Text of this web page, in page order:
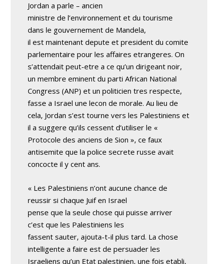
Jordan a parle – ancien
ministre de l’environnement et du tourisme
dans le gouvernement de Mandela,
il est maintenant depute et president du comite
parlementaire pour les affaires etrangeres. On
s’attendait peut-etre a ce qu’un dirigeant noir,
un membre eminent du parti African National
Congress (ANP) et un politicien tres respecte,
fasse a Israel une lecon de morale. Au lieu de
cela, Jordan s’est tourne vers les Palestiniens et
il a suggere qu’ils cessent d’utiliser le «
Protocole des anciens de Sion », ce faux
antisemite que la police secrete russe avait
concocte il y cent ans.
« Les Palestiniens n’ont aucune chance de
reussir si chaque Juif en Israel
pense que la seule chose qui puisse arriver
c’est que les Palestiniens les
fassent sauter, ajouta-t-il plus tard. La chose
intelligente a faire est de persuader les
Israeliens qu’un Etat palestinien, une fois etabli,